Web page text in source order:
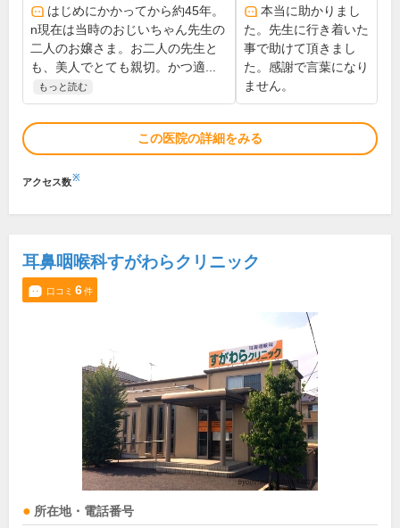
はじめにかかってから約45年。
n現在は当時のおじいちゃん先生の
二人のお嬢さま。お二人の先生と
も、美人でとても親切。かつ適...
もっと読む
本当に助かりまし
た。先生に行き着いた
事で助けて頂きまし
た。感謝で言葉になり
ません。
この医院の詳細をみる
アクセス数※
耳鼻咽喉科すがわらクリニック
口コミ 6件
所在地・電話番号